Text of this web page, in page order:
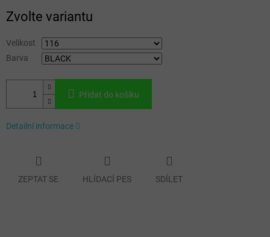
cena:
Zvolte variantu
Velikost
Barva
Přidat do košíku
Detailní informace
ZEPTAT SE HLÍDACÍ PES SDÍLET